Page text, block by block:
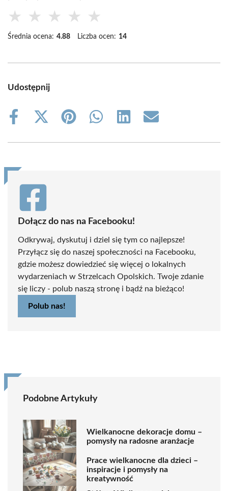
★ ★ ★ ★ ★
Średnia ocena: 4.88 Liczba ocen: 14
Udostępnij
Share
Share
(Twitter)
Share
Share
Share
Share
Dołącz do nas na Facebooku!
Odkrywaj, dyskutuj i dziel się tym co najlepsze!
Przyłącz się do naszej społeczności na Facebooku,
gdzie możesz dowiedzieć się więcej o lokalnych
wydarzeniach w Strzelcach Opolskich. Twoje zdanie
się liczy - polub naszą stronę i bądź na bieżąco!
Polub nas!
Podobne Artykuły
Wielkanocne dekoracje domu –
pomysły na radosne aranżacje
Prace wielkanocne dla dzieci –
inspiracje i pomysły na
kreatywność